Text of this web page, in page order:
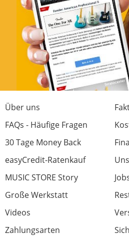
0 von 0 fanden diese
War diese Rezension hilfreich?
Bewertung von: Ocubeam
Tut was es soll
War diese Rezension
Über uns
FAQs - Häufige Fragen
30 Tage Money Back
easyCredit-Ratenkauf
MUSIC STORE Story
Große Werkstatt
Videos
Zahlungsarten